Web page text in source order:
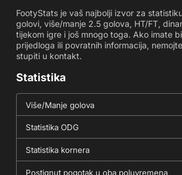
FootyStats je vaš najbolji izvor za
golovi, više/manje 2.5 golova, HT/FT,
tijekom igre i još mnogo toga. Ako imate
prijedloga ili povratnih informacija,
stupiti u kontakt.
Statistika
Više/Manje golova
Statistika ODG
Statistika kornera
Postignut pogotak u oba poluvremena